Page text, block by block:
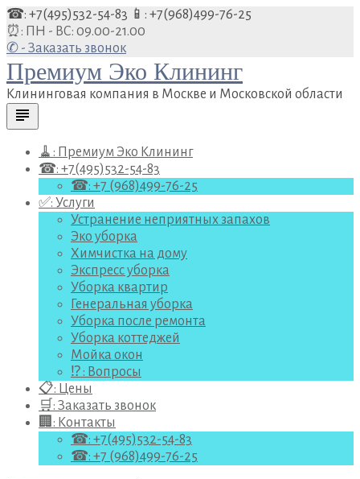
Перейти
к
содержанию
☎: +7(495)532-54-83 📱: +7(968)499-76-25
⏰: ПН - ВС: 09.00-21.00
✆ - Заказать звонок
Премиум Эко Клининг
Клининговая компания в Москве и Московской области
subject
🧹: Премиум Эко Клининг
☎: +7(495)532-54-83
☎: +7 (968)499-76-25
✅: Услуги
Устранение неприятных запахов
Эко уборка
Химчистка на дому
Экспресс уборка
Уборка квартир
Генеральная уборка
Уборка после ремонта
Уборка коттеджей
Мойка окон
⁉ : Вопросы
📋: Цены
🛒: Заказать звонок
🏢: Контакты
☎: +7(495)532-54-83
☎: +7 (968)499-76-25